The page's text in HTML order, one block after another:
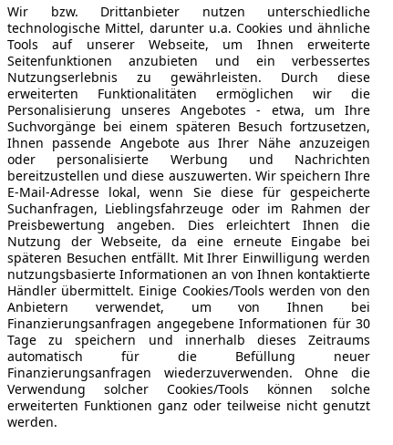
*Außenspiegelgehäuse, in Wagenfarbe
*Gurtkraftbegrenzer und doppelte Gurtstraffer,
*Lenksäule, höhen und längseinstellbar
*Fußraumheizung hinten
*Quickheat Heizsystem
*Chromleiste an Heckklappe
*B-Säule, schwarz
*Reifenreparaturset: 12V Kompressor und
*Verstärkter Anlasser
*Service Intervall Anzeige
Kfz-Versicherung
Versicherungsschutz an Ihre Bedürfnisse
Freischaden-Gutschein ab Stufe 0
Auto einfach online versichern & Rabatt holen
Jetzt berechnen
Wir bzw. Drittanbieter nutzen unterschiedliche
technologische Mittel, darunter u.a. Cookies und ähnliche
Tools auf unserer Webseite, um Ihnen erweiterte
Seitenfunktionen anzubieten und ein verbessertes
Nutzungserlebnis zu gewährleisten. Durch diese
erweiterten Funktionalitäten ermöglichen wir die
Personalisierung unseres Angebotes - etwa, um Ihre
Suchvorgänge bei einem späteren Besuch fortzusetzen,
Ihnen passende Angebote aus Ihrer Nähe anzuzeigen
oder personalisierte Werbung und Nachrichten
bereitzustellen und diese auszuwerten. Wir speichern Ihre
E-Mail-Adresse lokal, wenn Sie diese für gespeicherte
Suchanfragen, Lieblingsfahrzeuge oder im Rahmen der
Preisbewertung angeben. Dies erleichtert Ihnen die
Nutzung der Webseite, da eine erneute Eingabe bei
späteren Besuchen entfällt. Mit Ihrer Einwilligung werden
nutzungsbasierte Informationen an von Ihnen kontaktierte
Händler übermittelt. Einige Cookies/Tools werden von den
Anbietern verwendet, um von Ihnen bei
Finanzierungsanfragen angegebene Informationen für 30
Tage zu speichern und innerhalb dieses Zeitraums
automatisch für die Befüllung neuer
Finanzierungsanfragen wiederzuverwenden. Ohne die
Verwendung solcher Cookies/Tools können solche
erweiterten Funktionen ganz oder teilweise nicht genutzt
werden.